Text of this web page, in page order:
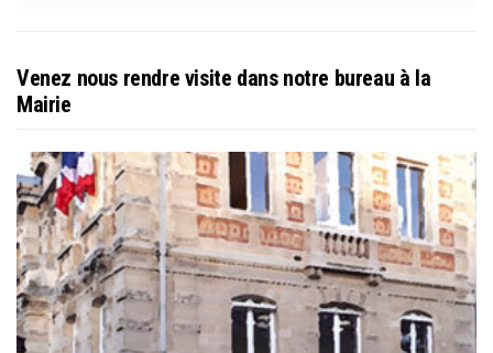
Venez nous rendre visite dans notre bureau à la
Mairie